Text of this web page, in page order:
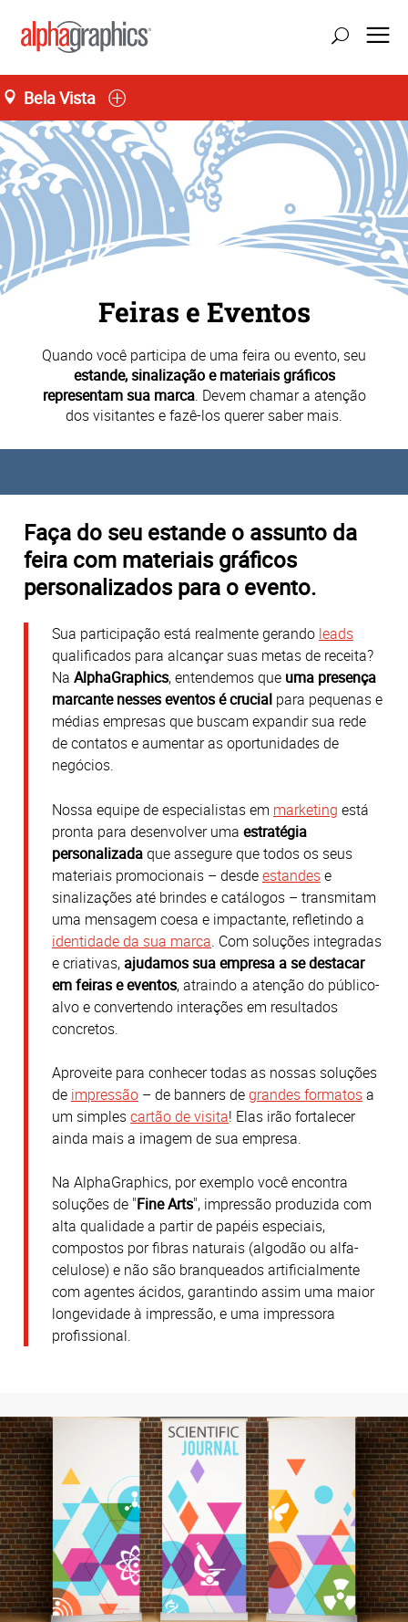
Bela Vista
Feiras e Eventos
Quando você participa de uma feira ou evento, seu
estande, sinalização e materiais gráficos
representam sua marca. Devem chamar a atenção
dos visitantes e fazê-los querer saber mais.
Faça do seu estande o assunto da
feira com materiais gráficos
personalizados para o evento.
Sua participação está realmente gerando leads
qualificados para alcançar suas metas de receita?
Na AlphaGraphics, entendemos que uma presença
marcante nesses eventos é crucial para pequenas e
médias empresas que buscam expandir sua rede
de contatos e aumentar as oportunidades de
negócios.
Nossa equipe de especialistas em marketing está
pronta para desenvolver uma estratégia
personalizadaque assegure que todos os seus
materiais promocionais – desdeestandese
sinalizações até brindes e catálogos – transmitam
uma mensagem coesa e impactante, refletindo a
identidade da sua marca. Com soluções integradas
e criativas,ajudamos sua empresa a se destacar
em feiras e eventos, atraindo a atenção do público-
alvo e convertendo interações em resultados
concretos.
Aproveite para conhecer todas as nossas soluções
de impressão – de banners degrandes formatosa
um simplescartão de visita! Elas irão fortalecer
ainda mais a imagem de sua empresa.
Na AlphaGraphics, por exemplo você encontra
soluções de "Fine Arts", impressão produzida com
alta qualidade a partir de papéis especiais,
compostos por fibras naturais (algodão ou alfa-
celulose) e não são branqueados artificialmente
com agentes ácidos, garantindo assim uma maior
longevidade à impressão, e uma impressora
profissional.